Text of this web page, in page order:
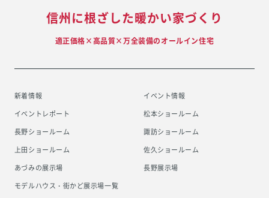
信州に根ざした暖かい家づくり
適正価格×高品質×万全装備のオールイン住宅
新着情報
イベント情報
イベントレポート
松本ショールーム
長野ショールーム
諏訪ショールーム
上田ショールーム
佐久ショールーム
あづみの展示場
長野展示場
モデルハウス・街かど展示場一覧